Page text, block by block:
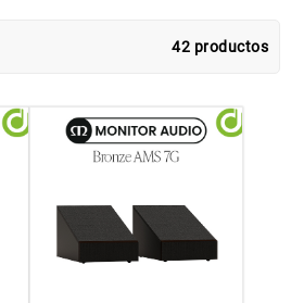
42 productos